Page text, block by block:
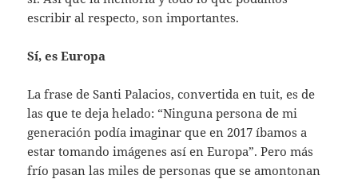
escribir al respecto, son importantes.
Sí, es Europa
La frase de Santi Palacios, convertida en tuit, es de
las que te deja helado: “Ninguna persona de mi
generación podía imaginar que en 2017 íbamos a
estar tomando imágenes así en Europa”. Pero más
frío pasan las miles de personas que se amontonan